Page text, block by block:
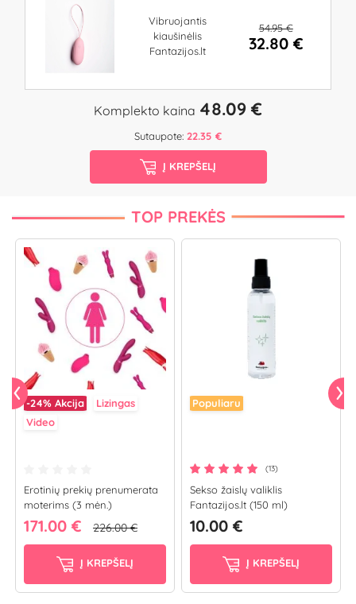
Vibruojantis
kiaušinėlis
Fantazijos.lt
54.95 €
32.80 €
Komplekto kaina 48.09 €
Sutaupote: 22.35 €
Į KREPŠELĮ
TOP PREKĖS
-24% Akcija
Lizingas
Video
Erotinių prekių prenumerata
moterims (3 mėn.)
171.00 € 226.00 €
Į KREPŠELĮ
Populiaru
(13)
Sekso žaislų valiklis
Fantazijos.lt (150 ml)
10.00 €
Į KREPŠELĮ